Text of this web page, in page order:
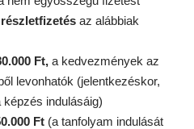
részletfizetés az alábbiak
Ft, a kedvezmények az
levonhatók (jelentkezéskor,
képzés indulásáig)
0.000 Ft (a tanfolyam indulását